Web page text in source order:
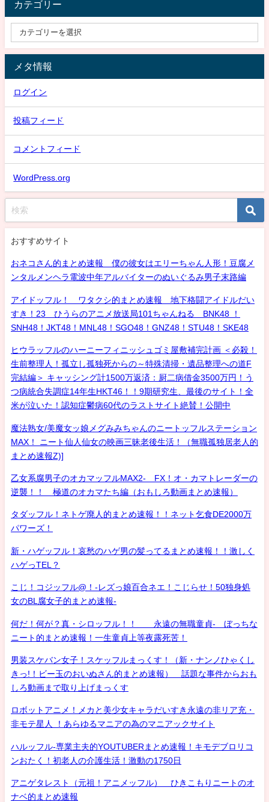
カテゴリー
メタ情報
ログイン
投稿フィード
コメントフィード
WordPress.org
おすすめサイト
おネコさん的まとめ速報 僕の彼女はエリーちゃん人形！豆腐メ
ンタルメンヘラ電波中年アルバイターのぬいぐるみ男子末路編
アイドッフル！ ワタクシ的まとめ速報 地下格闘アイドルだい
すき！23 ひうらのアニメ放送局101ちゃんねる BNK48 ！
SNH48！JKT48！MNL48！SGO48！GNZ48！STU48！SKE48
ヒウラッフルのハーニーフィニッシュゴミ屋敷補完計画 ＜必殺！
生前整理人！孤立し孤独死からの～特殊清掃・遺品整理への道F
完結編＞ キャッシング計1500万返済：厨二病借金3500万円！う
つ病統合失調症14年生HKT46！！9期研究生、最後のサイト！全
米が泣いた！認知症鬱病60代のラストサイト絶賛！公開中
魔法熟女/美魔女ッ娘メグみみちゃんのニートッフルステーション
MAX！ ニート仙人仙女の映画三昧老後生活！（無職孤独居老人的
まとめ速報Z)]
乙女系腐男子のオカマッフルMAX2- FX！オ・カマトレーダーの
逆襲！！ 極道のオカマたち編（おもしろ動画まとめ速報）
タダッフル！ネトゲ廃人的まとめ速報！！ネット乞食DE2000万
パワーズ！
新・ハゲッフル！哀愁のハゲ男の髪ってるまとめ速報！！激しく
ハゲっTEL？
こじ！コジッフル@！-レズっ娘百合ネエ！こじらせ！50独身処
女のBL腐女子的まとめ速報-
何だ！何が？真・シロッフル！！ 永遠の無職童貞- ぼっちな
ニート的まとめ速報！一生童貞上等夜露死苦！
男装スケバン女子！スケッフルまっくす！（新・ナンノひゃくし
きっ!！ビー玉のおいぬさん的まとめ速報） 話題な事件からおも
しろ動画まで取り上げまっくす
ロボットアニメ！メカと美少女キャラだいすき永遠の非リア充・
非モテ星人 ！あらゆるマニアの為のマニアックサイト
ハルッフル-専業主夫的YOUTUBERまとめ速報！キモデブロリコ
ンおたく！初老人の介護生活！激動の1750日
アニゲタレスト（元祖！アニメッフル） ひきこもりニートのオ
ナベ的まとめ速報